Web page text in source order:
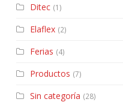
Ditec (1)
Elaflex (2)
Ferias (4)
Productos (7)
Sin categoría (28)